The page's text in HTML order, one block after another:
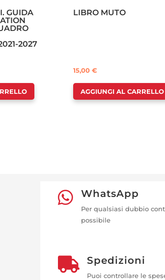
GUIDA
2027
LIBRO MUTO
15,00€
AGGIUNGI AL CARRELLO
 WhatsApp
Per qualsiasi dubbio
possibile
 Spedizioni
Puoi controllare le